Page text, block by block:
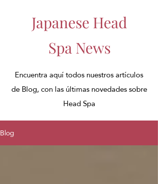
Japanese Head
Spa News
Encuentra aquí todos nuestros artículos
de Blog, con las últimas novedades sobre
Head Spa
Blog